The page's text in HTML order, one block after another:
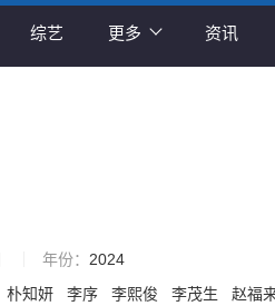
综艺 更多 资讯
年份： 2024
朴知妍 李序 李熙俊 李茂生 赵福